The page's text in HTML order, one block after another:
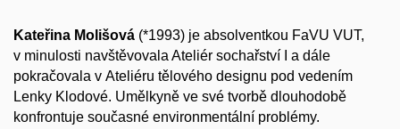
Kateřina Molišová (*1993) je absolventkou FaVU VUT,
v minulosti navštěvovala Ateliér sochařství I a dále
pokračovala v Ateliéru tělového designu pod vedením
Lenky Klodové. Umělkyně ve své tvorbě dlouhodobě
konfrontuje současné environmentální problémy.